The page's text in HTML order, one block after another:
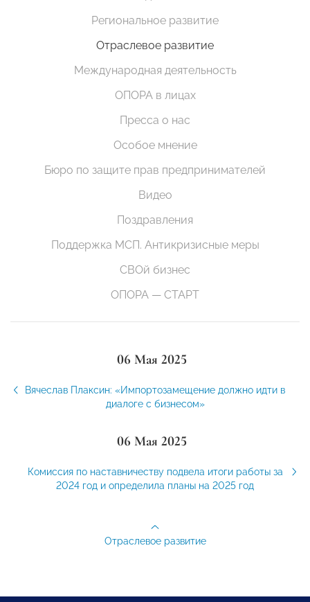
Региональное развитие
Отраслевое развитие
Международная деятельность
ОПОРА в лицах
Пресса о нас
Особое мнение
Бюро по защите прав предпринимателей
Видео
Поздравления
Поддержка МСП. Антикризисные меры
СВОй бизнес
ОПОРА — СТАРТ
06 Мая 2025
Вячеслав Плаксин: «Импортозамещение должно идти в
диалоге с бизнесом»
06 Мая 2025
Комиссия по наставничеству подвела итоги работы за
2024 год и определила планы на 2025 год
Отраслевое развитие